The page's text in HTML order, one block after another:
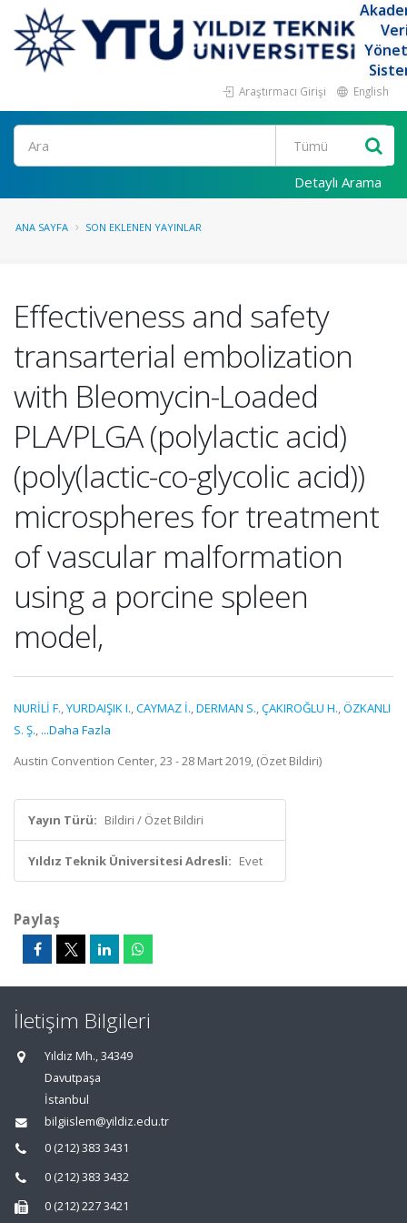
Araştırmacı Girişi English
Ara
Detaylı Arama
ANA SAYFA SON EKLENEN YAYINLAR
Effectiveness and safety
transarterial embolization
with Bleomycin-Loaded
PLA/PLGA (polylactic acid)
(poly(lactic-co-glycolic acid))
microspheres for treatment
of vascular malformation
using a porcine spleen
model,
NURİLİ F.,YURDAIŞIK I.,CAYMAZ İ.,DERMAN S.,ÇAKIROĞLU H.,ÖZKANLI
S. Ş., ...Daha Fazla
Austin Convention Center, 23 - 28 Mart 2019, (Özet Bildiri)
Yayın Türü: Bildiri / Özet Bildiri
Yıldız Teknik Üniversitesi Adresli: Evet
Paylaş
İletişim Bilgileri
Yıldız Mh., 34349
Davutpaşa
İstanbul
bilgiislem@yildiz.edu.tr
0 (212) 383 3431
0 (212) 383 3432
0 (212) 227 3421